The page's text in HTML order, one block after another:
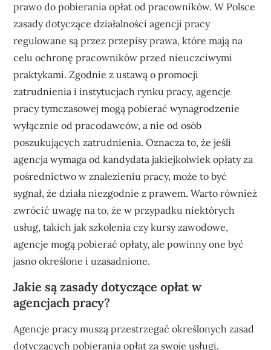
prawo do pobierania opłat od pracowników. W Polsce
zasady dotyczące działalności agencji pracy
regulowane są przez przepisy prawa, które mają na
celu ochronę pracowników przed nieuczciwymi
praktykami. Zgodnie z ustawą o promocji
zatrudnienia i instytucjach rynku pracy, agencje
pracy tymczasowej mogą pobierać wynagrodzenie
wyłącznie od pracodawców, a nie od osób
poszukujących zatrudnienia. Oznacza to, że jeśli
agencja wymaga od kandydata jakiejkolwiek opłaty za
pośrednictwo w znalezieniu pracy, może to być
sygnał, że działa niezgodnie z prawem. Warto również
zwrócić uwagę na to, że w przypadku niektórych
usług, takich jak szkolenia czy kursy zawodowe,
agencje mogą pobierać opłaty, ale powinny one być
jasno określone i uzasadnione.
Jakie są zasady dotyczące opłat w
agencjach pracy?
Agencje pracy muszą przestrzegać określonych zasad
dotyczących pobierania opłat za swoje usługi.